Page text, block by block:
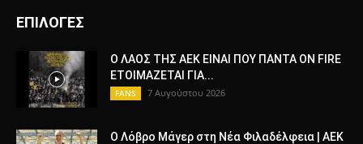
ΕΠΙΛΟΓΕΣ
Ο ΛΑΟΣ ΤΗΣ ΑΕΚ ΕΙΝΑΙ ΠΟΥ ΠΑΝΤΑ ON FIRE
ΕΤΟΙΜΑΖΕΤΑΙ ΓΙΑ...
FANS 7 Αυγούστου 2026
Ο Λόβρο Μάγερ στη Νέα Φιλαδέλφεια | AEK